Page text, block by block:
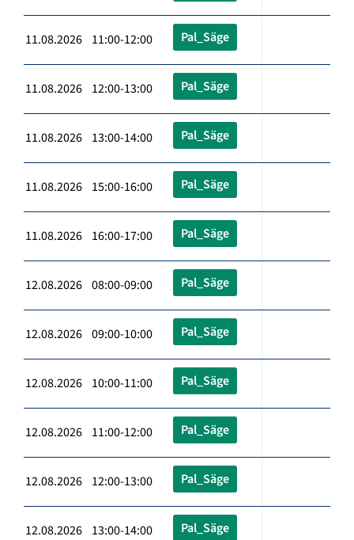
11.08.2026 11:00-12:00 Pal_Säge
11.08.2026 12:00-13:00 Pal_Säge
11.08.2026 13:00-14:00 Pal_Säge
11.08.2026 15:00-16:00 Pal_Säge
11.08.2026 16:00-17:00 Pal_Säge
12.08.2026 08:00-09:00 Pal_Säge
12.08.2026 09:00-10:00 Pal_Säge
12.08.2026 10:00-11:00 Pal_Säge
12.08.2026 11:00-12:00 Pal_Säge
12.08.2026 12:00-13:00 Pal_Säge
12.08.2026 13:00-14:00 Pal_Säge